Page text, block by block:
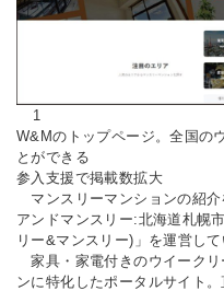
1
W&Mのトップページ。全国の
とができる
参入支援で掲載数拡大
マンスリーマンションの紹
アンドマンスリー:北海道札幌
リー&マンスリー)」を運営して
家具・家電付きのウイークリ
ンに特化したポータルサイト